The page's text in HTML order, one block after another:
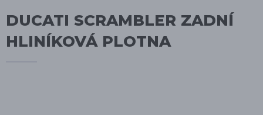
DUCATI SCRAMBLER ZADNÍ
HLINÍKOVÁ PLOTNA